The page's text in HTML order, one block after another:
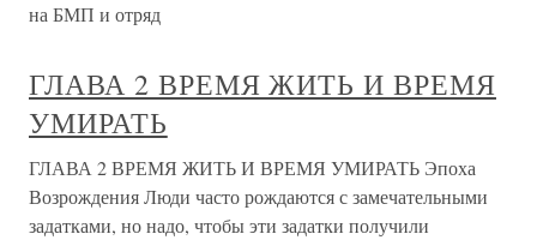
на БМП и отряд
ГЛАВА 2 ВРЕМЯ ЖИТЬ И ВРЕМЯ
УМИРАТЬ
ГЛАВА 2 ВРЕМЯ ЖИТЬ И ВРЕМЯ УМИРАТЬ Эпоха
Возрождения Люди часто рождаются с замечательными
задатками, но надо, чтобы эти задатки получили